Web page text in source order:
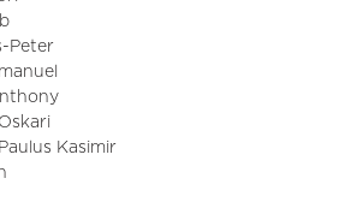
Peter
Kasimir